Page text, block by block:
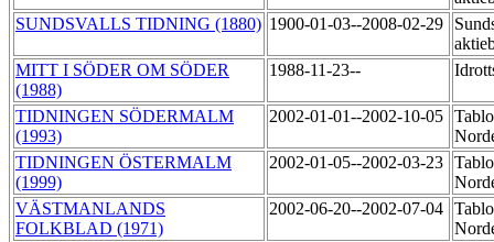
SUNDSVALLS TIDNING (1880) 1900-01-03--2008-02-29
MITT I SÖDER OM SÖDER
(1988)
1988-11-23--
TIDNINGEN SÖDERMALM
(1993)
2002-01-01--2002-10-05
TIDNINGEN ÖSTERMALM
(1999)
2002-01-05--2002-03-23
VÄSTMANLANDS
FOLKBLAD (1971)
2002-06-20--2002-07-04